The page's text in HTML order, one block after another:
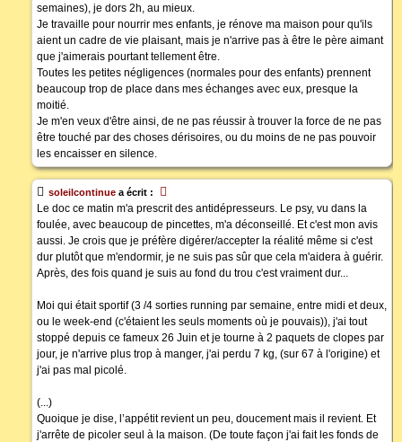
semaines), je dors 2h, au mieux.
Je travaille pour nourrir mes enfants, je rénove ma maison pour qu'ils
aient un cadre de vie plaisant, mais je n'arrive pas à être le père aimant
que j'aimerais pourtant tellement être.
Toutes les petites négligences (normales pour des enfants) prennent
beaucoup trop de place dans mes échanges avec eux, presque la
moitié.
Je m'en veux d'être ainsi, de ne pas réussir à trouver la force de ne pas
être touché par des choses dérisoires, ou du moins de ne pas pouvoir
les encaisser en silence.
soleilcontinue a écrit :
Le doc ce matin m'a prescrit des antidépresseurs. Le psy, vu dans la
foulée, avec beaucoup de pincettes, m'a déconseillé. Et c'est mon avis
aussi. Je crois que je préfère digérer/accepter la réalité même si c'est
dur plutôt que m'endormir, je ne suis pas sûr que cela m'aidera à guérir.
Après, des fois quand je suis au fond du trou c'est vraiment dur...
Moi qui était sportif (3 /4 sorties running par semaine, entre midi et deux,
ou le week-end (c'étaient les seuls moments où je pouvais)), j'ai tout
stoppé depuis ce fameux 26 Juin et je tourne à 2 paquets de clopes par
jour, je n'arrive plus trop à manger, j'ai perdu 7 kg, (sur 67 à l'origine) et
j'ai pas mal picolé.
(...)
Quoique je dise, l’appétit revient un peu, doucement mais il revient. Et
j'arrête de picoler seul à la maison. (De toute façon j'ai fait les fonds de